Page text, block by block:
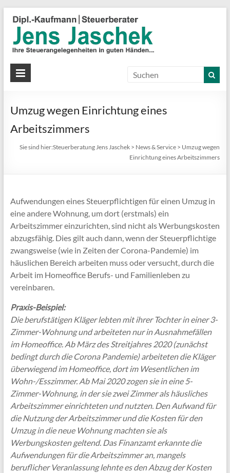
Umzug wegen Einrichtung eines
Arbeitszimmers
Sie sind hier:Steuerberatung Jens Jaschek > News & Service > Umzug wegen
Einrichtung eines Arbeitszimmers
Aufwendungen eines Steuerpflichtigen für einen Umzug in
eine andere Wohnung, um dort (erstmals) ein
Arbeitszimmer einzurichten, sind nicht als Werbungskosten
abzugsfähig. Dies gilt auch dann, wenn der Steuerpflichtige
zwangsweise (wie in Zeiten der Corona-Pandemie) im
häuslichen Bereich arbeiten muss oder versucht, durch die
Arbeit im Homeoffice Berufs- und Familienleben zu
vereinbaren.
Praxis-Beispiel:
Die berufstätigen Kläger lebten mit ihrer Tochter in einer 3-
Zimmer-Wohnung und arbeiteten nur in Ausnahmefällen
im Homeoffice. Ab März des Streitjahres 2020 (zunächst
bedingt durch die Corona Pandemie) arbeiteten die Kläger
überwiegend im Homeoffice, dort im Wesentlichen im
Wohn-/Esszimmer. Ab Mai 2020 zogen sie in eine 5-
Zimmer-Wohnung, in der sie zwei Zimmer als häusliches
Arbeitszimmer einrichteten und nutzten. Den Aufwand für
die Nutzung der Arbeitszimmer und die Kosten für den
Umzug in die neue Wohnung machten sie als
Werbungskosten geltend. Das Finanzamt erkannte die
Aufwendungen für die Arbeitszimmer an, mangels
beruflicher Veranlassung lehnte es den Abzug der Kosten